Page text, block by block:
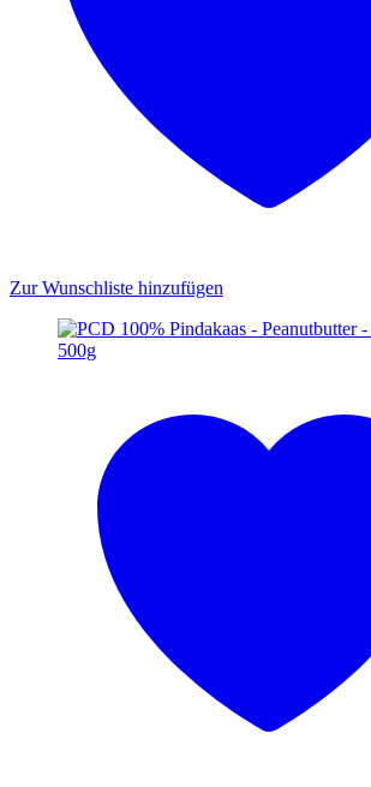
Zur Wunschliste hinzufügen